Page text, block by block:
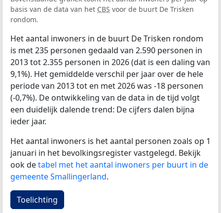
basis van de data van het CBS voor de buurt De Trisken
rondom.
Het aantal inwoners in de buurt De Trisken rondom
is met 235 personen gedaald van 2.590 personen in
2013 tot 2.355 personen in 2026 (dat is een daling van
9,1%). Het gemiddelde verschil per jaar over de hele
periode van 2013 tot en met 2026 was -18 personen
(-0,7%). De ontwikkeling van de data in de tijd volgt
een duidelijk dalende trend: De cijfers dalen bijna
ieder jaar.
Het aantal inwoners is het aantal personen zoals op 1
januari in het bevolkingsregister vastgelegd. Bekijk
ook detabel met het aantal inwoners per buurt in de
gemeente Smallingerland.
Toelichting